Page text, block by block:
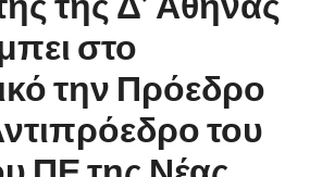
στο
την Πρόεδρο
του